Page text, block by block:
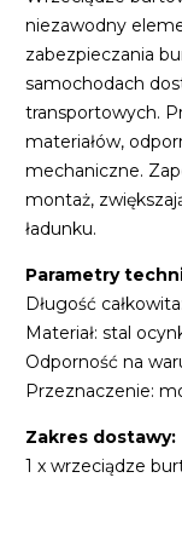
niezawodny
zabezpieczania
samochodach
transportowych.
materiałów,
mechaniczne.
montaż,
ładunku.
Parametry
Długość
Materiał: stal
Odporność na
Przeznaczenie:
Zakres dostawy:
1 x wrzeciądze